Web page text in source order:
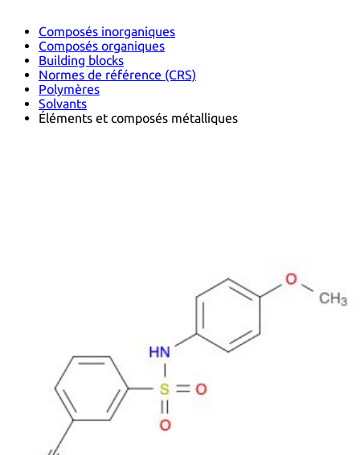
Composés inorganiques
Composés organiques
Building blocks
Normes de référence (CRS)
Polymères
Solvants
Éléments et composés métalliques